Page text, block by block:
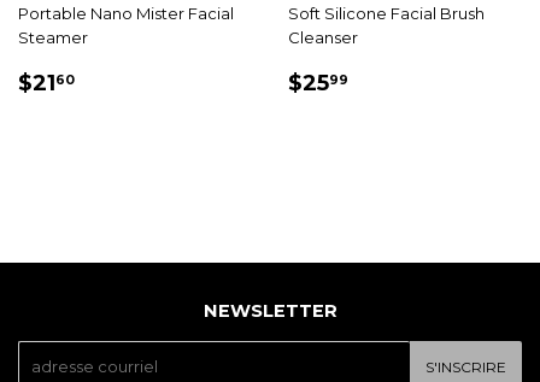
Portable Nano Mister Facial
Steamer
PRIX
$2160
Soft Silicone Facial Brush
Cleanser
PRIX
$2599
NEWSLETTER
S'INSCRIRE